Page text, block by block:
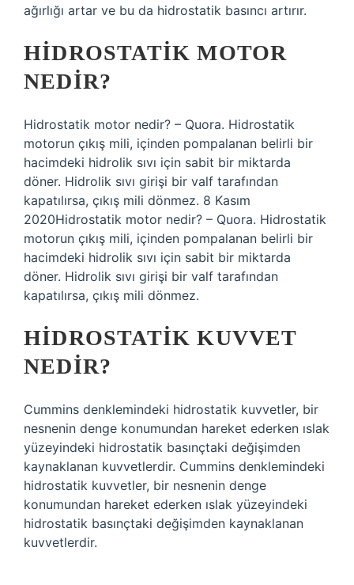
ağırlığı artar ve bu da hidrostatik basıncı artırır.
HIDROSTATIK MOTOR
NEDIR?
Hidrostatik motor nedir? – Quora. Hidrostatik
motorun çıkış mili, içinden pompalanan belirli bir
hacimdeki hidrolik sıvı için sabit bir miktarda
döner. Hidrolik sıvı girişi bir valf tarafından
kapatılırsa, çıkış mili dönmez. 8 Kasım
2020Hidrostatik motor nedir? – Quora. Hidrostatik
motorun çıkış mili, içinden pompalanan belirli bir
hacimdeki hidrolik sıvı için sabit bir miktarda
döner. Hidrolik sıvı girişi bir valf tarafından
kapatılırsa, çıkış mili dönmez.
HIDROSTATIK KUVVET
NEDIR?
Cummins denklemindeki hidrostatik kuvvetler, bir
nesnenin denge konumundan hareket ederken ıslak
yüzeyindeki hidrostatik basınçtaki değişimden
kaynaklanan kuvvetlerdir. Cummins denklemindeki
hidrostatik kuvvetler, bir nesnenin denge
konumundan hareket ederken ıslak yüzeyindeki
hidrostatik basınçtaki değişimden kaynaklanan
kuvvetlerdir.